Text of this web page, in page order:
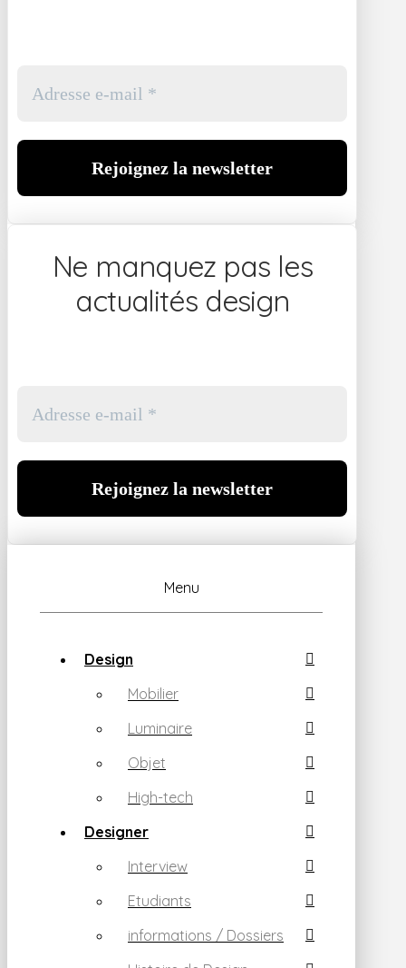
Ne manquez pas les
actualités design
Menu
Design
Mobilier
Luminaire
Objet
High-tech
Designer
Interview
Etudiants
informations / Dossiers